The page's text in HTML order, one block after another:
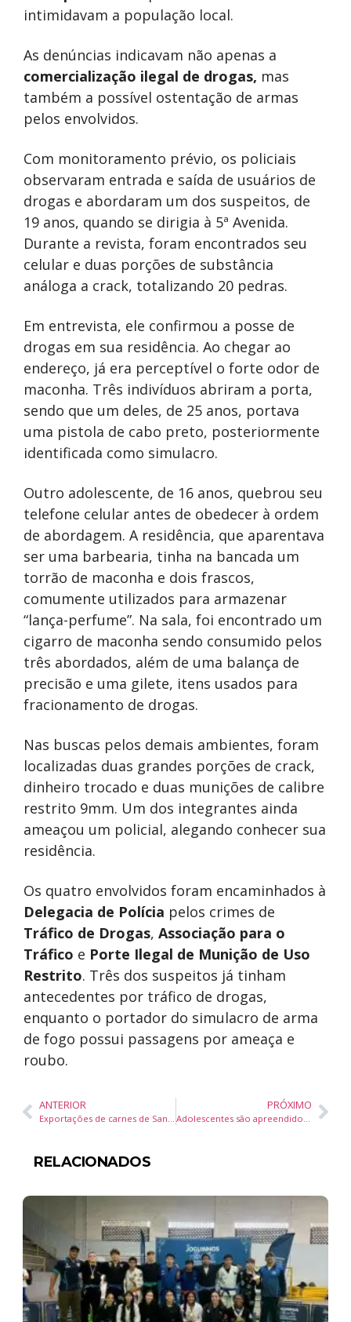
intimidavam a população local.
As denúncias indicavam não apenas a
comercialização ilegal de drogas, mas
também a possível ostentação de armas
pelos envolvidos.
Com monitoramento prévio, os policiais
observaram entrada e saída de usuários de
drogas e abordaram um dos suspeitos, de
19 anos, quando se dirigia à 5ª Avenida.
Durante a revista, foram encontrados seu
celular e duas porções de substância
análoga a crack, totalizando 20 pedras.
Em entrevista, ele confirmou a posse de
drogas em sua residência. Ao chegar ao
endereço, já era perceptível o forte odor de
maconha. Três indivíduos abriram a porta,
sendo que um deles, de 25 anos, portava
uma pistola de cabo preto, posteriormente
identificada como simulacro.
Outro adolescente, de 16 anos, quebrou seu
telefone celular antes de obedecer à ordem
de abordagem. A residência, que aparentava
ser uma barbearia, tinha na bancada um
torrão de maconha e dois frascos,
comumente utilizados para armazenar
“lança-perfume”. Na sala, foi encontrado um
cigarro de maconha sendo consumido pelos
três abordados, além de uma balança de
precisão e uma gilete, itens usados para
fracionamento de drogas.
Nas buscas pelos demais ambientes, foram
localizadas duas grandes porções de crack,
dinheiro trocado e duas munições de calibre
restrito 9mm. Um dos integrantes ainda
ameaçou um policial, alegando conhecer sua
residência.
Os quatro envolvidos foram encaminhados à
Delegacia de Polícia pelos crimes de
Tráfico de Drogas, Associação para o
Tráfico e Porte Ilegal de Munição de Uso
Restrito. Três dos suspeitos já tinham
antecedentes por tráfico de drogas,
enquanto o portador do simulacro de arma
de fogo possui passagens por ameaça e
roubo.
ANTERIOR
Exportações de carnes de Santa Catarina atingem receita histórica de US$ 438 milhões em setembro
PRÓXIMO
Adolescentes são apreendidos após ataque com faca na Escola Rogério Leonardo Kuhnen, em Camboriú
RELACIONADOS